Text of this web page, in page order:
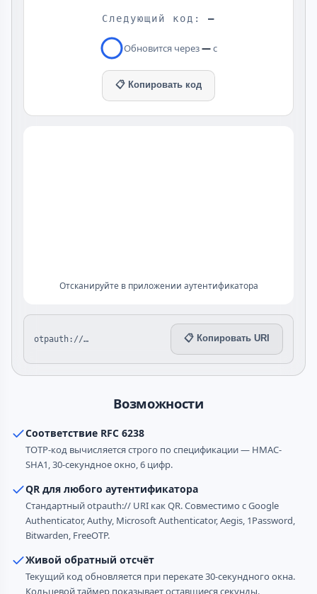
Следующий код: —
Обновится через—с
📋 Копировать код
Отсканируйте в приложении аутентификатора
otpauth://… 📋 Копировать URI
Возможности
Соответствие RFC 6238
TOTP-код вычисляется строго по спецификации — HMAC-
SHA1, 30-секундное окно, 6 цифр.
QR для любого аутентификатора
Стандартный otpauth:// URI как QR. Совместимо с Google
Authenticator, Authy, Microsoft Authenticator, Aegis, 1Password,
Bitwarden, FreeOTP.
Живой обратный отсчёт
Текущий код обновляется при перекате 30-секундного окна.
Кольцевой таймер показывает оставшиеся секунды.